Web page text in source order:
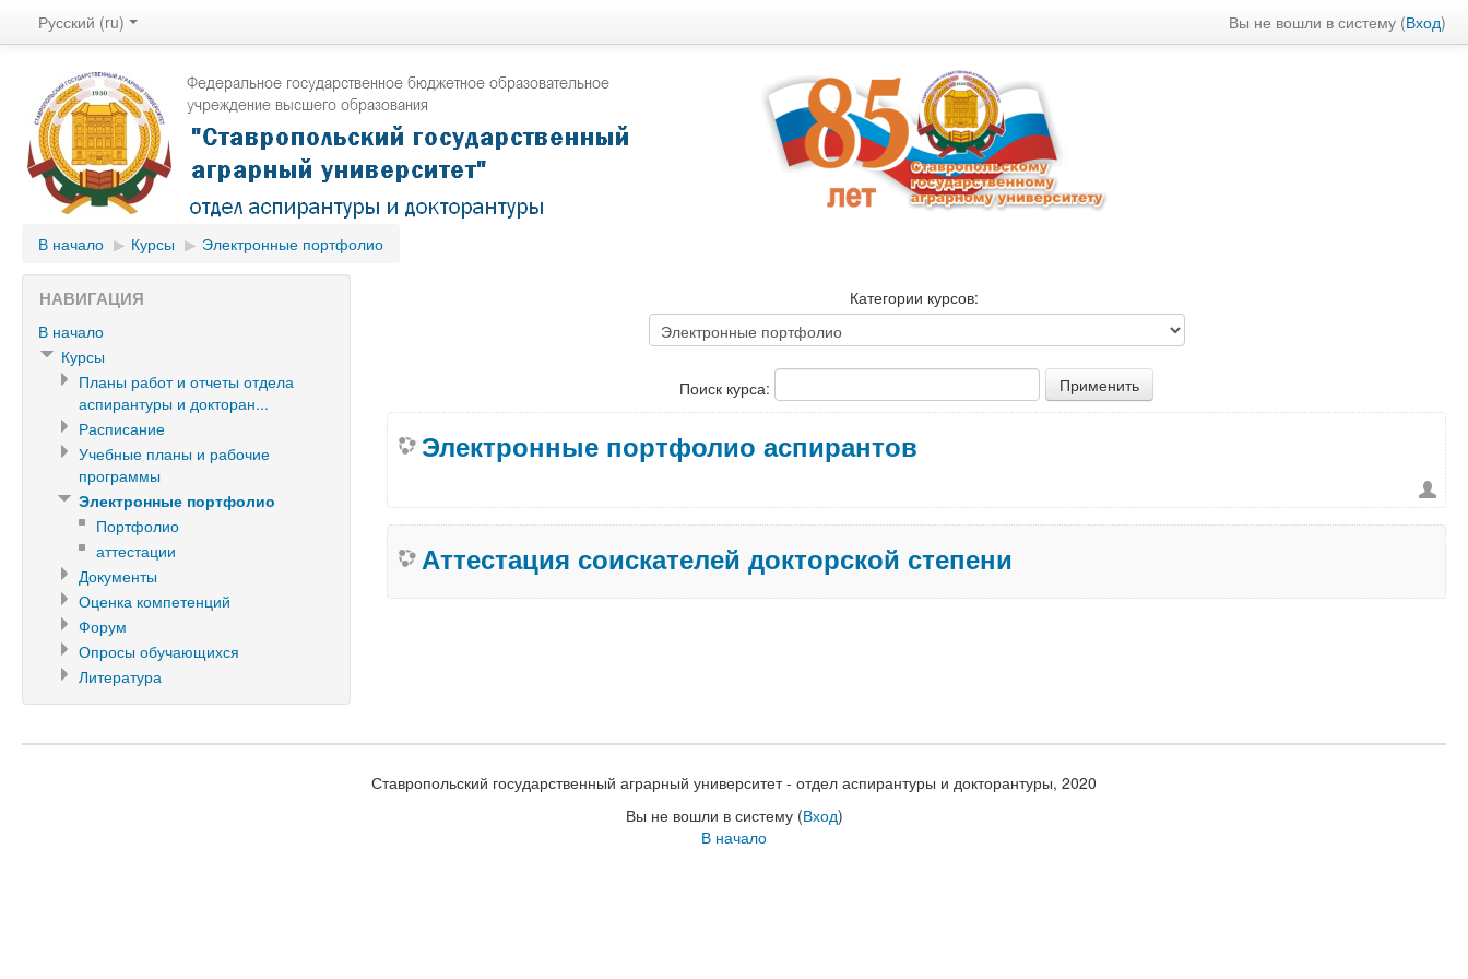
Вы не вошли в систему (Вход)
Русский (ru)
В начало ▶ Курсы ▶ Электронные портфолио
Категории курсов:
Поиск курса:
Электронные портфолио аспирантов
Аттестация соискателей докторской степени
НАВИГАЦИЯ
В начало
Курсы
Планы работ и отчеты отдела
аспирантуры и докторан...
Расписание
Учебные планы и рабочие
программы
Электронные портфолио
Портфолио
аттестации
Документы
Оценка компетенций
Форум
Опросы обучающихся
Литература
Ставропольский государственный аграрный университет - отдел аспирантуры и докторантуры, 2020
Вы не вошли в систему (Вход)
В начало